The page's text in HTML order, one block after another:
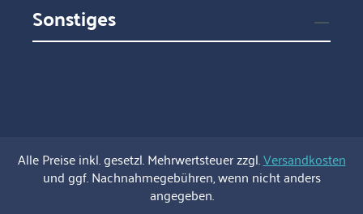
Sonstiges
Alle Preise inkl. gesetzl. Mehrwertsteuer zzgl.Versandkosten
und ggf. Nachnahmegebühren, wenn nicht anders
angegeben.